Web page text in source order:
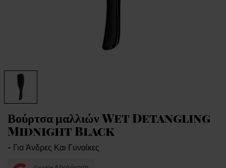
Βούρτσα μαλλιών Wet Detangling
Midnight Black
- Για Άνδρες Και Γυναίκες